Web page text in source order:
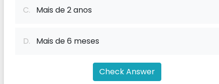
C. Mais de 2 anos
D. Mais de 6 meses
Check Answer